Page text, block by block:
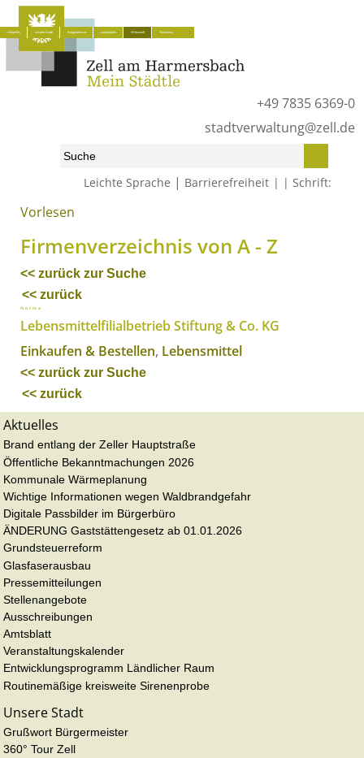
+49 7835 6369-0
stadtverwaltung@zell.de
Leichte Sprache | Barrierefreiheit Schrift:
Aktuelles Unsere Stadt Bürgerservice Lokalpolitik Wirtschaft Tourismus
Start» Wirtschaft» Firmenverzeichnis von A - Z
Vorlesen
Firmenverzeichnis von A - Z
<< zurück zur Suche
<< zurück
Norma
Lebensmittelfilialbetrieb Stiftung & Co. KG
Einkaufen & Bestellen, Lebensmittel
<< zurück zur Suche
<< zurück
Aktuelles
Brand entlang der Zeller Hauptstraße
Öffentliche Bekanntmachungen 2026
Kommunale Wärmeplanung
Wichtige Informationen wegen Waldbrandgefahr
Digitale Passbilder im Bürgerbüro
ÄNDERUNG Gaststättengesetz ab 01.01.2026
Grundsteuerreform
Glasfaserausbau
Pressemitteilungen
Stellenangebote
Ausschreibungen
Amtsblatt
Veranstaltungskalender
Entwicklungsprogramm Ländlicher Raum
Routinemäßige kreisweite Sirenenprobe
Unsere Stadt
Grußwort Bürgermeister
360° Tour Zell